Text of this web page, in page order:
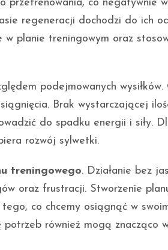
co negatywnie
regeneracji dochodzi do ich
planie treningowym oraz
podejmowanych wysiłków.
Brak wystarczającej
do spadku energii i siły.
rozwój sylwetki.
treningowego. Działanie bez
oraz frustracji. Stworzenie
co chcemy osiągnąć w
również mogą znacząco